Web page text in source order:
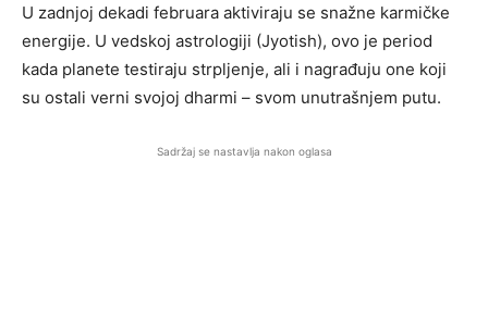
U zadnjoj dekadi februara aktiviraju se snažne karmičke
energije. U vedskoj astrologiji (Jyotish), ovo je period
kada planete testiraju strpljenje, ali i nagrađuju one koji
su ostali verni svojoj dharmi – svom unutrašnjem putu.
Sadržaj se nastavlja nakon oglasa